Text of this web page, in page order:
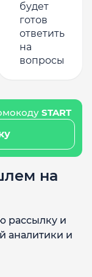
будет
готов
ответить
на
вопросы
START
на
рассылку и
аналитики и